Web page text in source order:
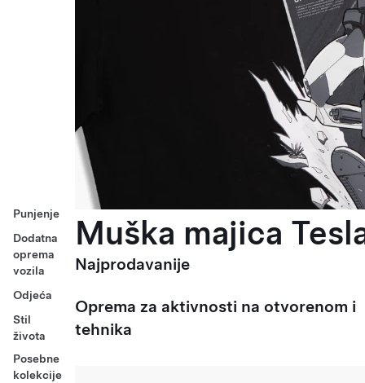
Punjenje
Dodatna
oprema
vozila
Odjeća
Stil
života
Posebne
kolekcije
Muška majica
Najprodavanije
Oprema za aktivnosti na otvorenom i
tehnika